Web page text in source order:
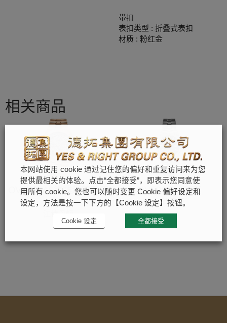
带扣
表扣类型 : 折叠式表扣
材质 : 粉红金
相关商品
OVERSEAS镂雕超薄万年
历
OVERSEAS石英
江诗丹顿
本网站使用 cookie 通过记住您的偏好和重复访问来为您
提供最相关的体验。点击“全都接受”，即表示您同意使
用所有 cookie。您也可以随时变更 Cookie 偏好设定和
设定，方法是按一下下方的【Cookie 设定】按钮。
Cookie 设定 全都接受